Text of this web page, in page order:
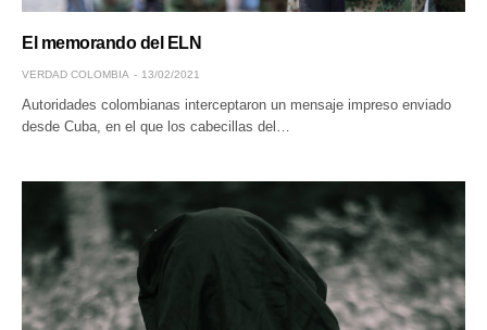
El memorando del ELN
VERDAD COLOMBIA 13/02/2021
Autoridades colombianas interceptaron un mensaje impreso enviado
desde Cuba, en el que los cabecillas del…